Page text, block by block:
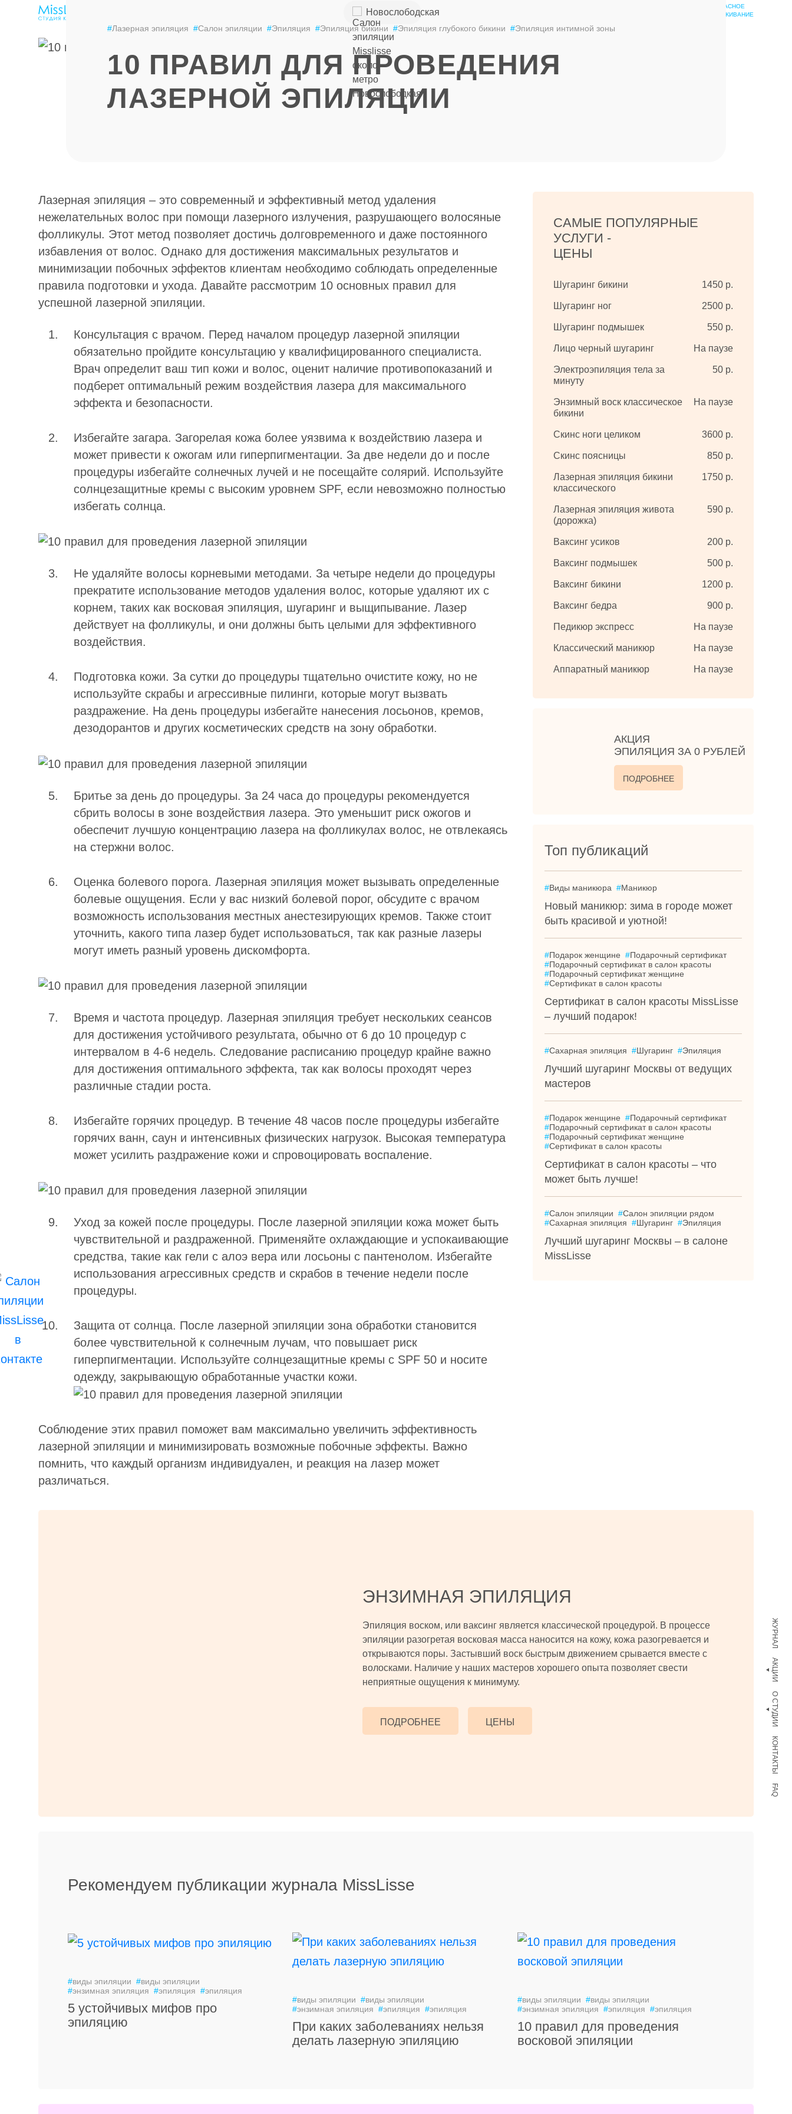
Новослободская+7 (926) 852-
49-85
БЕЗОПАСНОЕ
ОБСЛУЖИВАНИЕ
ЖУРНАЛ
АКЦИИ
О СТУДИИ
КОНТАКТЫ
FAQ
#Лазерная эпиляция #Салон эпиляции #Эпиляция #Эпиляция бикини #Эпиляция глубокого бикини #Эпиляция интимной зоны
10 ПРАВИЛ ДЛЯ ПРОВЕДЕНИЯ
ЛАЗЕРНОЙ ЭПИЛЯЦИИ
Лазерная эпиляция – это современный и эффективный метод удаления
нежелательных волос при помощи лазерного излучения, разрушающего волосяные
фолликулы. Этот метод позволяет достичь долговременного и даже постоянного
избавления от волос. Однако для достижения максимальных результатов и
минимизации побочных эффектов клиентам необходимо соблюдать определенные
правила подготовки и ухода. Давайте рассмотрим 10 основных правил для
успешной лазерной эпиляции.
Консультация с врачом. Перед началом процедур лазерной эпиляции
обязательно пройдите консультацию у квалифицированного специалиста.
Врач определит ваш тип кожи и волос, оценит наличие противопоказаний и
подберет оптимальный режим воздействия лазера для максимального
эффекта и безопасности.
Избегайте загара. Загорелая кожа более уязвима к воздействию лазера и
может привести к ожогам или гиперпигментации. За две недели до и после
процедуры избегайте солнечных лучей и не посещайте солярий. Используйте
солнцезащитные кремы с высоким уровнем SPF, если невозможно полностью
избегать солнца.
Не удаляйте волосы корневыми методами. За четыре недели до процедуры
прекратите использование методов удаления волос, которые удаляют их с
корнем, таких как восковая эпиляция, шугаринг и выщипывание. Лазер
действует на фолликулы, и они должны быть целыми для эффективного
воздействия.
Подготовка кожи. За сутки до процедуры тщательно очистите кожу, но не
используйте скрабы и агрессивные пилинги, которые могут вызвать
раздражение. На день процедуры избегайте нанесения лосьонов, кремов,
дезодорантов и других косметических средств на зону обработки.
Бритье за день до процедуры. За 24 часа до процедуры рекомендуется
сбрить волосы в зоне воздействия лазера. Это уменьшит риск ожогов и
обеспечит лучшую концентрацию лазера на фолликулах волос, не отвлекаясь
на стержни волос.
Оценка болевого порога. Лазерная эпиляция может вызывать определенные
болевые ощущения. Если у вас низкий болевой порог, обсудите с врачом
возможность использования местных анестезирующих кремов. Также стоит
уточнить, какого типа лазер будет использоваться, так как разные лазеры
могут иметь разный уровень дискомфорта.
Время и частота процедур. Лазерная эпиляция требует нескольких сеансов
для достижения устойчивого результата, обычно от 6 до 10 процедур с
интервалом в 4-6 недель. Следование расписанию процедур крайне важно
для достижения оптимального эффекта, так как волосы проходят через
различные стадии роста.
Избегайте горячих процедур. В течение 48 часов после процедуры избегайте
горячих ванн, саун и интенсивных физических нагрузок. Высокая температура
может усилить раздражение кожи и спровоцировать воспаление.
Уход за кожей после процедуры. После лазерной эпиляции кожа может быть
чувствительной и раздраженной. Применяйте охлаждающие и успокаивающие
средства, такие как гели с алоэ вера или лосьоны с пантенолом. Избегайте
использования агрессивных средств и скрабов в течение недели после
процедуры.
Защита от солнца. После лазерной эпиляции зона обработки становится
более чувствительной к солнечным лучам, что повышает риск
гиперпигментации. Используйте солнцезащитные кремы с SPF 50 и носите
одежду, закрывающую обработанные участки кожи.
Соблюдение этих правил поможет вам максимально увеличить эффективность
лазерной эпиляции и минимизировать возможные побочные эффекты. Важно
помнить, что каждый организм индивидуален, и реакция на лазер может
различаться.
САМЫЕ ПОПУЛЯРНЫЕ
УСЛУГИ -
ЦЕНЫ
Шугаринг бикини 1450 р.
Шугаринг ног 2500 р.
Шугаринг подмышек 550 р.
Лицо черный шугаринг На паузе
Электроэпиляция тела за
минуту
50 р.
Энзимный воск классическое
бикини
На паузе
Скинс ноги целиком 3600 р.
Скинс поясницы 850 р.
Лазерная эпиляция бикини
классического
1750 р.
Лазерная эпиляция живота
(дорожка)
590 р.
Ваксинг усиков 200 р.
Ваксинг подмышек 500 р.
Ваксинг бикини 1200 р.
Ваксинг бедра 900 р.
Педикюр экспресс На паузе
Классический маникюр На паузе
Аппаратный маникюр На паузе
АКЦИЯ
ЭПИЛЯЦИЯ ЗА 0 РУБЛЕЙ
ПОДРОБНЕЕ
Топ публикаций
#Виды маникюра #Маникюр
Новый маникюр: зима в городе может
быть красивой и уютной!
#Подарок женщине #Подарочный сертификат
#Подарочный сертификат в салон красоты
#Подарочный сертификат женщине
#Сертификат в салон красоты
Сертификат в салон красоты MissLisse
– лучший подарок!
#Сахарная эпиляция #Шугаринг #Эпиляция
Лучший шугаринг Москвы от ведущих
мастеров
#Подарок женщине #Подарочный сертификат
#Подарочный сертификат в салон красоты
#Подарочный сертификат женщине
#Сертификат в салон красоты
Сертификат в салон красоты – что
может быть лучше!
#Салон эпиляции #Салон эпиляции рядом
#Сахарная эпиляция #Шугаринг #Эпиляция
Лучший шугаринг Москвы – в салоне
MissLisse
ЭНЗИМНАЯ ЭПИЛЯЦИЯ
Эпиляция воском, или ваксинг является классической процедурой. В процессе
эпиляции разогретая восковая масса наносится на кожу, кожа разогревается и
открываются поры. Застывший воск быстрым движением срывается вместе с
волосками. Наличие у наших мастеров хорошего опыта позволяет свести
неприятные ощущения к минимуму.
ПОДРОБНЕЕ ЦЕНЫ
Рекомендуем публикации журнала MissLisse
#виды эпиляции #виды эпиляции
#энзимная эпиляция #эпиляция #эпиляция
5 устойчивых мифов про
эпиляцию
#виды эпиляции #виды эпиляции
#энзимная эпиляция #эпиляция #эпиляция
При каких заболеваниях нельзя
делать лазерную эпиляцию
#виды эпиляции #виды эпиляции
#энзимная эпиляция #эпиляция #эпиляция
10 правил для проведения
восковой эпиляции